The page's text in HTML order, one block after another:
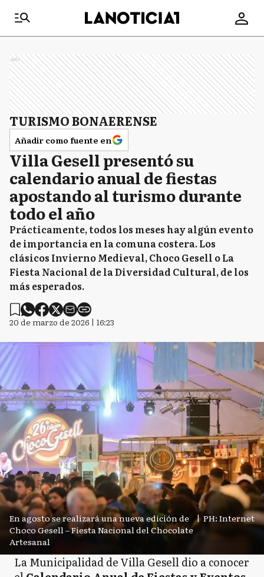
Ads
TURISMO BONAERENSE
Añadir como fuente en
Villa Gesell presentó su
calendario anual de fiestas
apostando al turismo durante
todo el año
Prácticamente, todos los meses hay algún evento
de importancia en la comuna costera. Los
clásicos Invierno Medieval, Choco Gesell o La
Fiesta Nacional de la Diversidad Cultural, de los
más esperados.
20 de marzo de 2026 | 16:23
En agosto se realizará una nueva edición de
Choco Gesell – Fiesta Nacional del Chocolate
Artesanal
| PH: Internet
La Municipalidad de Villa Gesell dio a conocer